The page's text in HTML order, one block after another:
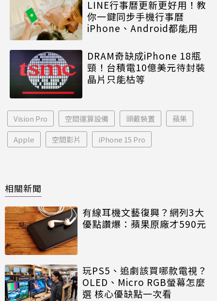
LINE行事曆更新更好用！教
你一鍵同步手機行事曆
iPhone、Android都能用
DRAM奇缺成iPhone 18瓶
頸！台積電10億美元待封裝
晶片只能枯等
Vision Pro 空間運算設備 頭戴裝置 蘋果
Apple 空間影片 iPhone 15 Pro
相關新聞
有線耳機文藝復興？網列3大
優點讚爆：蘋果原廠才590元
玩PS5、追劇該買哪款電視？
OLED、Micro RGB螢幕怎麼
選 核心優缺點一次看